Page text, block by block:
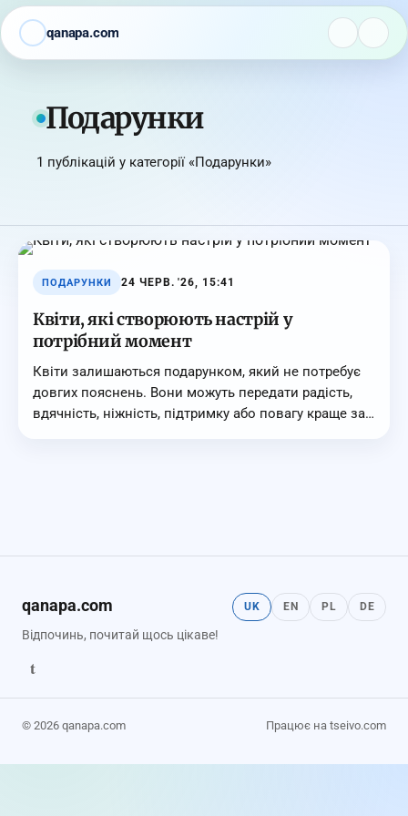
qanapa.com
Подарунки
1 публікацій у категорії «Подарунки»
ПОДАРУНКИ 24 ЧЕРВ. '26, 15:41
Квіти, які створюють настрій у
потрібний момент
Квіти залишаються подарунком, який не потребує
довгих пояснень. Вони можуть передати радість,
вдячність, ніжність, підтримку або повагу краще за…
qanapa.com
Відпочинь, почитай щось цікаве!
t
UK EN PL DE
© 2026 qanapa.com Працює на tseivo.com